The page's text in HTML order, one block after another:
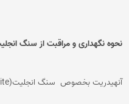
نحوه نگهداری و مراقبت از سنگ